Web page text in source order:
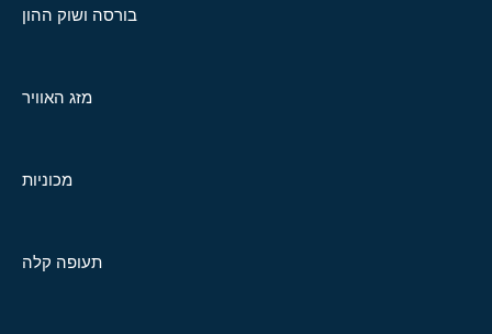
בורסה ושוק ההון
מזג האוויר
מכוניות
תעופה קלה